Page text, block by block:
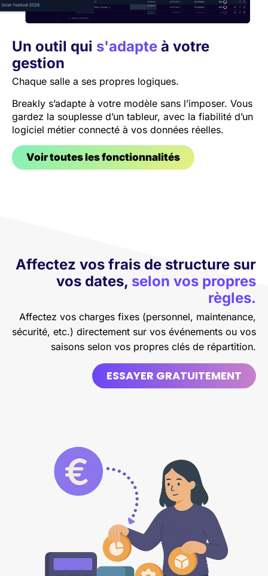
Un outil qui s'adapte à votre
gestion
Chaque salle a ses propres logiques.
Breakly s’adapte à votre modèle sans l’imposer. Vous
gardez la souplesse d’un tableur, avec la fiabilité d’un
logiciel métier connecté à vos données réelles.
Voir toutes les fonctionnalités
Affectez vos frais de structure sur
vos dates, selon vos propres
règles.
Affectez vos charges fixes (personnel, maintenance,
sécurité, etc.) directement sur vos événements ou vos
saisons selon vos propres clés de répartition.
ESSAYER GRATUITEMENT